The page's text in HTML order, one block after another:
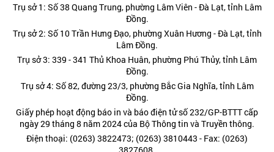
Trụ sở 1: Số 38 Quang Trung, phường Lâm Viên - Đà Lạt, tỉnh Lâm
Đồng.
Trụ sở 2: Số 10 Trần Hưng Đạo, phường Xuân Hương - Đà Lạt, tỉnh
Lâm Đồng.
Trụ sở 3: 339 - 341 Thủ Khoa Huân, phường Phú Thủy, tỉnh Lâm
Đồng.
Trụ sở 4: Số 82, đường 23/3, phường Bắc Gia Nghĩa, tỉnh Lâm
Đồng.
Giấy phép hoạt động báo in và báo điện tử số 232/GP-BTTT cấp
ngày 29 tháng 8 năm 2024 của Bộ Thông tin và Truyền thông.
Điện thoại: (0263) 3822473; (0263) 3810443 - Fax: (0263)